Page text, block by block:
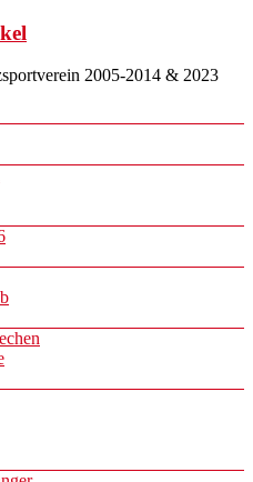
2005-2014 & 2023